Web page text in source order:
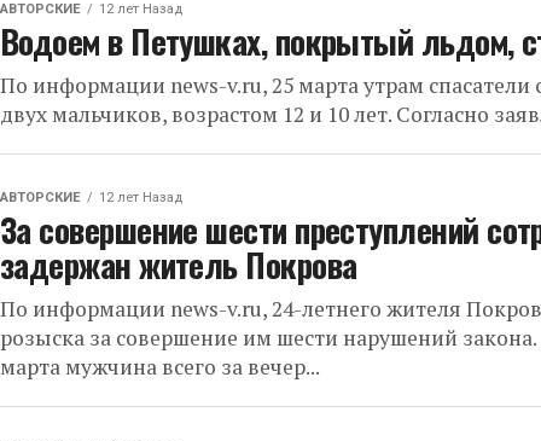
АВТОРСКИЕ 12 лет Назад
Водоем в Петушках, покрытый льдом,
По информации news-v.ru, 25 марта утрам
двух мальчиков, возрастом 12 и 10 лет. Согласно
АВТОРСКИЕ 12 лет Назад
За совершение шести преступлений
задержан житель Покрова
По информации news-v.ru, 24-летнего жителя
розыска за совершение им шести нарушений
марта мужчина всего за вечер...